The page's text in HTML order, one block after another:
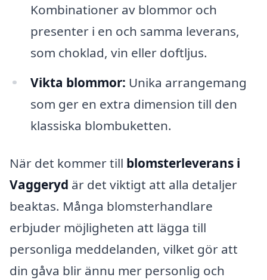
Kombinationer av blommor och
presenter i en och samma leverans,
som choklad, vin eller doftljus.
Vikta blommor: Unika arrangemang
som ger en extra dimension till den
klassiska blombuketten.
När det kommer till blomsterleverans i
Vaggeryd är det viktigt att alla detaljer
beaktas. Många blomsterhandlare
erbjuder möjligheten att lägga till
personliga meddelanden, vilket gör att
din gåva blir ännu mer personlig och